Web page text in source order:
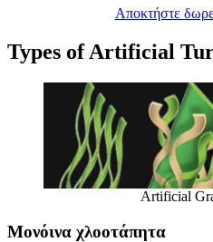
Αποκτήστε
Types of Artificial
Artificial
Μονόινα χλοοτάπητα